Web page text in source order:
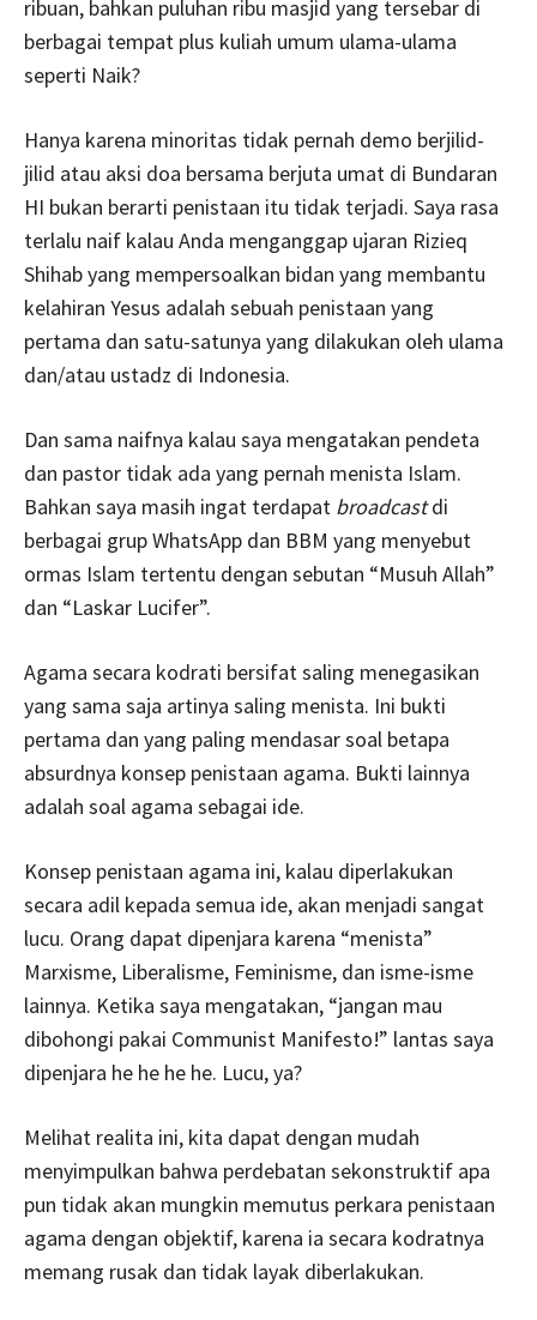
ribuan, bahkan puluhan ribu masjid yang tersebar di
berbagai tempat plus kuliah umum ulama-ulama
seperti Naik?
Hanya karena minoritas tidak pernah demo berjilid-
jilid atau aksi doa bersama berjuta umat di Bundaran
HI bukan berarti penistaan itu tidak terjadi. Saya rasa
terlalu naif kalau Anda menganggap ujaran Rizieq
Shihab yang mempersoalkan bidan yang membantu
kelahiran Yesus adalah sebuah penistaan yang
pertama dan satu-satunya yang dilakukan oleh ulama
dan/atau ustadz di Indonesia.
Dan sama naifnya kalau saya mengatakan pendeta
dan pastor tidak ada yang pernah menista Islam.
Bahkan saya masih ingat terdapat broadcastdi
berbagai grup WhatsApp dan BBM yang menyebut
ormas Islam tertentu dengan sebutan “Musuh Allah”
dan “Laskar Lucifer”.
Agama secara kodrati bersifat saling menegasikan
yang sama saja artinya saling menista. Ini bukti
pertama dan yang paling mendasar soal betapa
absurdnya konsep penistaan agama. Bukti lainnya
adalah soal agama sebagai ide.
Konsep penistaan agama ini, kalau diperlakukan
secara adil kepada semua ide, akan menjadi sangat
lucu. Orang dapat dipenjara karena “menista”
Marxisme, Liberalisme, Feminisme, dan isme-isme
lainnya. Ketika saya mengatakan, “jangan mau
dibohongi pakai Communist Manifesto!” lantas saya
dipenjara he he he he. Lucu, ya?
Melihat realita ini, kita dapat dengan mudah
menyimpulkan bahwa perdebatan sekonstruktif apa
pun tidak akan mungkin memutus perkara penistaan
agama dengan objektif, karena ia secara kodratnya
memang rusak dan tidak layak diberlakukan.